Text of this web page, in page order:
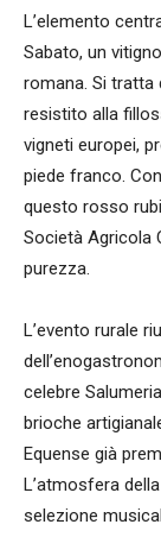
L’elemento
Sabato, un
romana. Si tratta
resistito alla
vigneti europei,
piede franco.
questo rosso
Società Agricola
purezza.
L’evento rurale
celebre
brioche
Equense già
L’atmosfera
selezione